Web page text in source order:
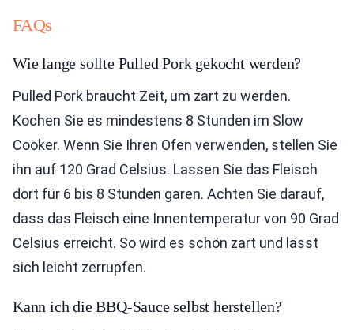
FAQs
Wie lange sollte Pulled Pork gekocht werden?
Pulled Pork braucht Zeit, um zart zu werden.
Kochen Sie es mindestens 8 Stunden im Slow
Cooker. Wenn Sie Ihren Ofen verwenden, stellen Sie
ihn auf 120 Grad Celsius. Lassen Sie das Fleisch
dort für 6 bis 8 Stunden garen. Achten Sie darauf,
dass das Fleisch eine Innentemperatur von 90 Grad
Celsius erreicht. So wird es schön zart und lässt
sich leicht zerrupfen.
Kann ich die BBQ-Sauce selbst herstellen?